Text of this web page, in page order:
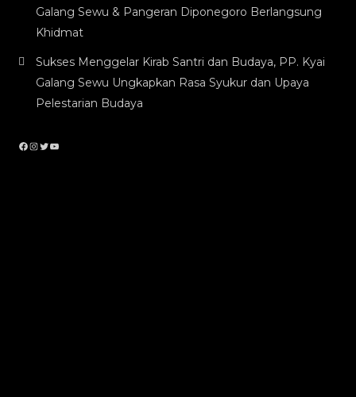
Galang Sewu & Pangeran Diponegoro Berlangsung
Khidmat
Sukses Menggelar Kirab Santri dan Budaya, PP. Kyai
Galang Sewu Ungkapkan Rasa Syukur dan Upaya
Pelestarian Budaya
Facebook
Instagram
Twitter
YouTube